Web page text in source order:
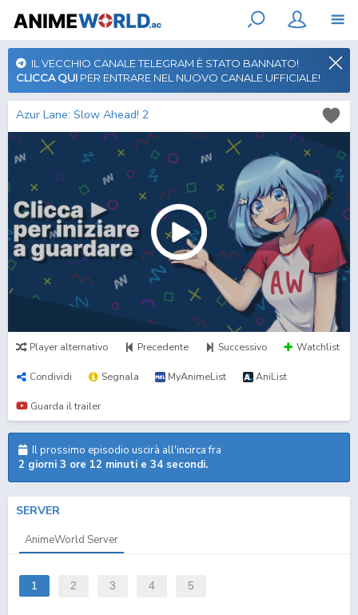
IL VECCHIO CANALE TELEGRAM È STATO BANNATO!
CLICCA QUI PER ENTRARE NEL NUOVO CANALE UFFICIALE!
Azur Lane: Slow Ahead! 2
Player alternativo Precedente Successivo Watchlist
Condividi Segnala MyAnimeList AniList
Guarda il trailer
Il prossimo episodio uscirà all'incirca fra
2 giorni 3 ore 12 minuti e 34 secondi.
SERVER
AnimeWorld Server
1 2 3 4 5